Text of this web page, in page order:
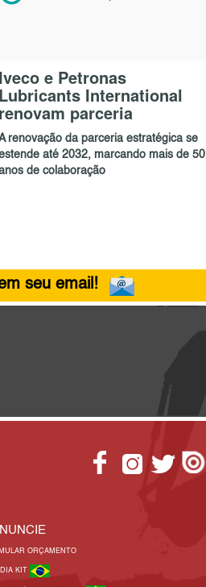
Iveco e Petronas
Lubricants International
renovam parceria
renovação da parceria estratégica se
até 2032, marcando mais de 50
de colaboração
seu email!
ORÇAMENTO
KIT